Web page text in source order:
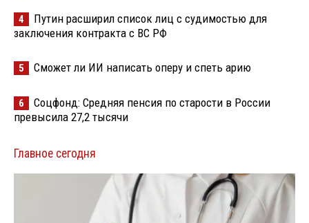
4
Путин расширил список лиц с судимостью для
заключения контракта с ВС РФ
5 Сможет ли ИИ написать оперу и спеть арию
6
Соцфонд: Средняя пенсия по старости в России
превысила 27,2 тысячи
Главное сегодня